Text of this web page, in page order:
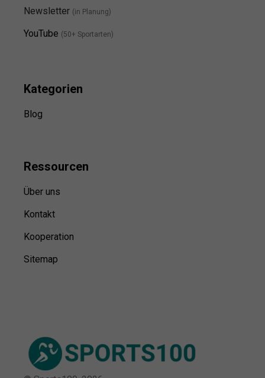
Newsletter (in Planung)
YouTube (50+ Sportarten)
Kategorien
Blog
Ressourcen
Über uns
Kontakt
Kooperation
Sitemap